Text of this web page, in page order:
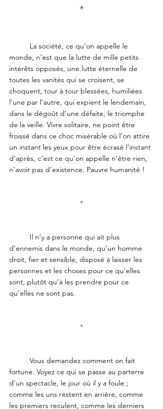
*
monde, n’est que la lutte de mille petits
intérêts opposés, une lutte éternelle de
toutes les vanités qui se croisent, se
choquent, tour à tour blessées, humiliées
l’une par l’autre, qui expient le lendemain,
dans le dégoût d’une défaite, le triomphe
de la veille. Vivre solitaire, ne point être
froissé dans ce choc misérable où l’on attire
un instant les yeux pour être écrasé l’instant
d’après, c’est ce qu’on appelle n’être rien,
n’avoir pas d’existence. Pauvre humanité !
*
d’ennemis dans le monde, qu’un homme
droit, fier et sensible, disposé à laisser les
personnes et les choses pour ce qu’elles
sont, plutôt qu’à les prendre pour ce
qu’elles ne sont pas.
*
fortune. Voyez ce qui se passe au parterre
d’un spectacle, le jour où il y a foule ;
comme les uns restent en arrière, comme
les premiers reculent, comme les derniers